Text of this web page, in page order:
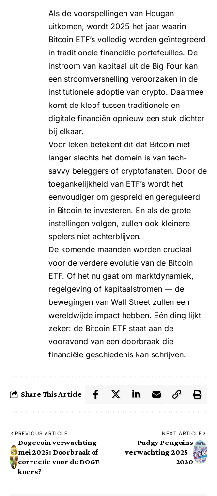
Als de voorspellingen van Hougan
uitkomen, wordt 2025 het jaar waarin
Bitcoin ETF’s volledig worden geïntegreerd
in traditionele financiële portefeuilles. De
instroom van kapitaal uit de Big Four kan
een stroomversnelling veroorzaken in de
institutionele adoptie van crypto. Daarmee
komt de kloof tussen traditionele en
digitale financiën opnieuw een stuk dichter
bij elkaar.
Voor leken betekent dit dat Bitcoin niet
langer slechts het domein is van tech-
savvy beleggers of cryptofanaten. Door de
toegankelijkheid van ETF’s wordt het
eenvoudiger om gespreid en gereguleerd
in Bitcoin te investeren. En als de grote
instellingen volgen, zullen ook kleinere
spelers niet achterblijven.
De komende maanden worden cruciaal
voor de verdere evolutie van de Bitcoin
ETF. Of het nu gaat om marktdynamiek,
regelgeving of kapitaalstromen — de
bewegingen van Wall Street zullen een
wereldwijde impact hebben. Eén ding lijkt
zeker: de Bitcoin ETF staat aan de
vooravond van een doorbraak die
financiële geschiedenis kan schrijven.
Share This Article
PREVIOUS ARTICLE
Dogecoin verwachting
mei 2025: Doorbraak of
correctie voor de DOGE
koers?
NEXT ARTICLE
Pudgy Penguins
verwachting 2025 –
2030